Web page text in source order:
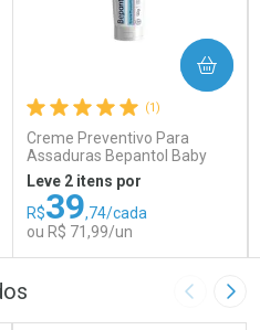
(1)
Creme Preventivo Para
Assaduras Bepantol Baby
Toy Story Personagens
Sortidos 120g
Leve 2 itens por
R$39,74/cada
ou R$ 71,99/un
COMPRAR
Por Menos
Imagem